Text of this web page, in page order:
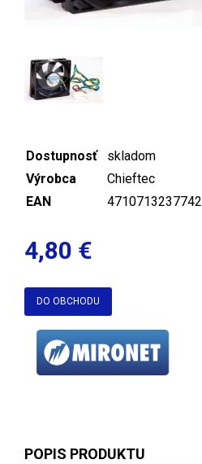
Dostupnosť
skladom
Výrobca
Chieftec
EAN
4710713237742
4,80 €
DO OBCHODU
POPIS PRODUKTU